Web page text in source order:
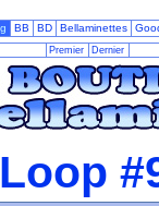
BB BD Bellaminettes
Premier Dernier